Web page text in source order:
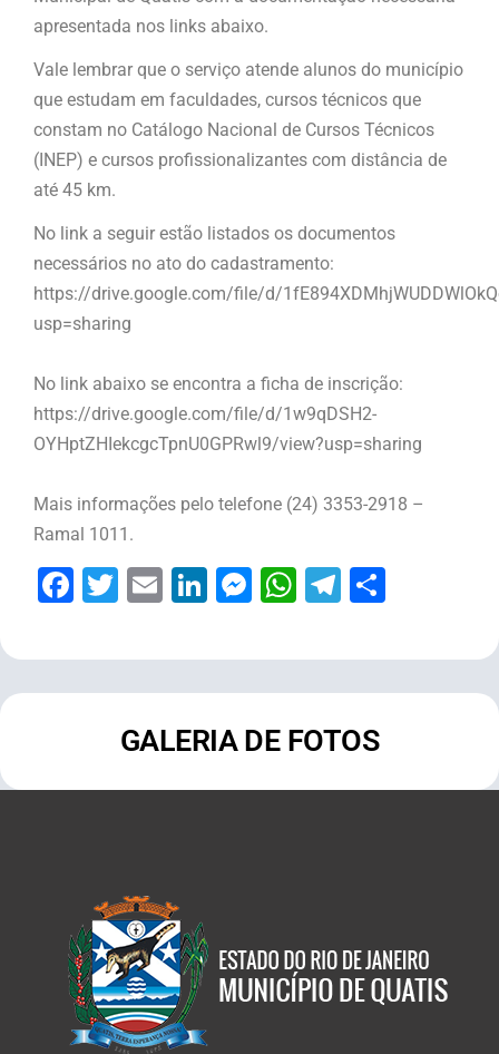
apresentada nos links abaixo.
Vale lembrar que o serviço atende alunos do município
que estudam em faculdades, cursos técnicos que
constam no Catálogo Nacional de Cursos Técnicos
(INEP) e cursos profissionalizantes com distância de
até 45 km.
No link a seguir estão listados os documentos
necessários no ato do cadastramento:
https://drive.google.com/file/d/
usp=sharing
No link abaixo se encontra a ficha de inscrição:
https://drive.google.com/file/d/1w9qDSH2-
OYHptZHIekcgcTpnU0GPRwl9/view?usp=sharing
Mais informações pelo telefone (24) 3353-2918 –
Ramal 1011.
Facebook
Twitter
EmailLinkedIn
Messenger
WhatsApp
Telegram
GALERIA DE FOTOS